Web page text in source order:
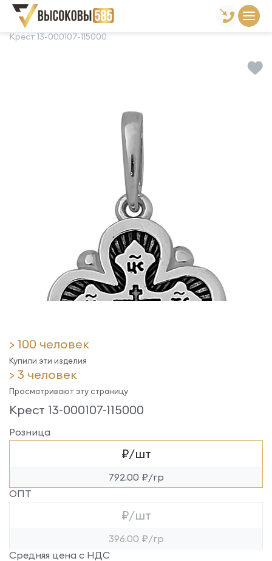
Главная Склад готовой продукции
Крест 13-000107-115000
> 100 человек
Купили эти изделия
> 3 человек
Просматривают эту страницу
Крест 13-000107-115000
Розница
₽/шт
792.00 ₽/гр
ОПТ
₽/шт
396.00 ₽/гр
Средняя цена с НДС